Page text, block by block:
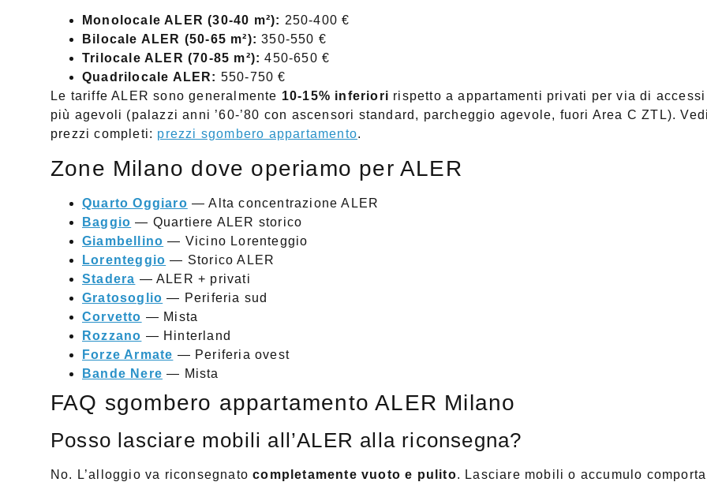
Monolocale ALER (30-40 m²): 250-400 €
Bilocale ALER (50-65 m²): 350-550 €
Trilocale ALER (70-85 m²): 450-650 €
Quadrilocale ALER: 550-750 €
Le tariffe ALER sono generalmente 10-15% inferiori rispetto a appartamenti privati per via di accessi
più agevoli (palazzi anni ’60-’80 con ascensori standard, parcheggio agevole, fuori Area C ZTL).
prezzi completi: prezzi sgombero appartamento.
Zone Milano dove operiamo per ALER
Quarto Oggiaro — Alta concentrazione ALER
Baggio — Quartiere ALER storico
Giambellino — Vicino Lorenteggio
Lorenteggio — Storico ALER
Stadera — ALER + privati
Gratosoglio — Periferia sud
Corvetto — Mista
Rozzano — Hinterland
Forze Armate — Periferia ovest
Bande Nere — Mista
FAQ sgombero appartamento ALER Milano
Posso lasciare mobili all’ALER alla riconsegna?
No. L’alloggio va riconsegnatocompletamente vuoto e pulito. Lasciare mobili o accumulo